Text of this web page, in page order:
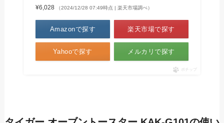
¥6,028 （2024/12/28 07:49時点 | 楽天市場調べ）
Amazonで探す 楽天市場で探す
Yahooで探す メルカリで探す
ポチップ